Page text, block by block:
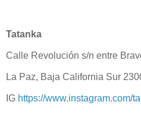
Tatanka
Calle Revolución s/n entre
La Paz, Baja California Sur
IG https://www.instagram.com/